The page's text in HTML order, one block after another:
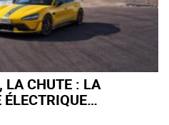
LA CHUTE : LA